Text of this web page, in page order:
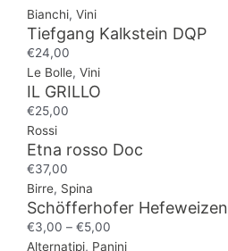
Bianchi, Vini
Tiefgang Kalkstein DQP
€24,00
Le Bolle, Vini
IL GRILLO
€25,00
Rossi
Etna rosso Doc
€37,00
Birre, Spina
Schöfferhofer Hefeweizen
€3,00 – €5,00
Alternatipi, Panini